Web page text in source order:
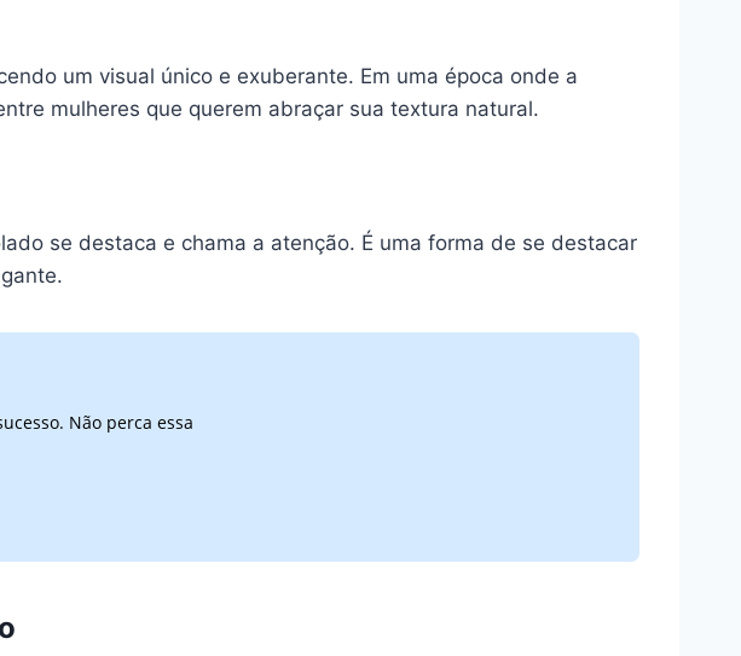
um visual único e exuberante. Em uma época onde a
mulheres que querem abraçar sua textura natural.
se destaca e chama a atenção. É uma forma de se destacar
Não perca essa